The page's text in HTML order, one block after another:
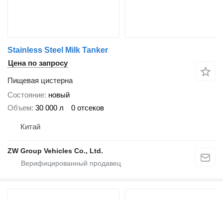
Stainless Steel Milk Tanker
Цена по запросу
Пищевая цистерна
Состояние новый
Объем 30 000 л 0 отсеков
Китай
ZW Group Vehicles Co., Ltd.